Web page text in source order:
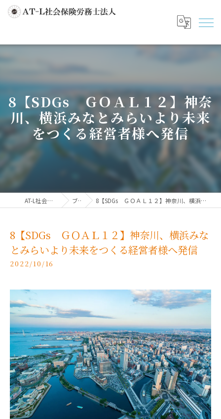
8【SDGs ＧＯＡＬ１２】神奈
川、横浜みなとみらいより未来
をつくる経営者様へ発信
AT-L社会保険労務士法人 ブログ 8【SDGs ＧＯＡＬ１２】神奈川、横浜みなとみらいより未来をつくる経営者様へ発信
8【SDGs ＧＯＡＬ１２】神奈川、横浜みな
とみらいより未来をつくる経営者様へ発信
2022/10/16